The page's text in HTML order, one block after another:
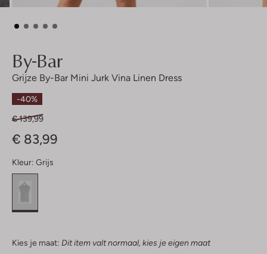
By-Bar
Grijze By-Bar Mini Jurk Vina Linen Dress
-40%
€ 139,99
€ 83,99
Kleur: Grijs
Kies je maat: Dit item valt normaal, kies je eigen maat